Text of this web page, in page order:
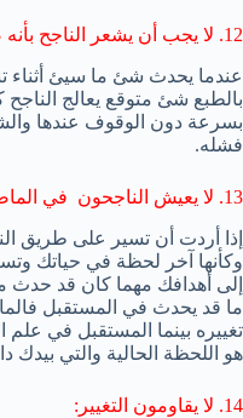
12. لا يجب أن يشعر الناجح بأنه ضحية:
عندما يحدث شئ ما سيئ أثناء
بالطبع شئ متوقع يعالج الناجح
بسرعة دون الوقوف عندها
فشله.
13. لا يعيش الناجحون في الماضي:
إذا أردت أن تسير على طريق
وكأنها آخر لحظة في حياتك
إلى أهدافك مهما كان قد حدث
ما قد يحدث في المستقبل
تغييره بينما المستقبل في
هو اللحظة الحالية والتي بيدك
14. لا يقاومون التغيير: